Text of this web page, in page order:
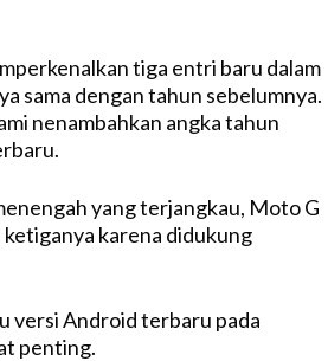
tiga entri baru dalam
sama dengan tahun sebelumnya.
nenambahkan angka tahun
yang terjangkau, Moto G
karena didukung
versi Android terbaru pada
penting.